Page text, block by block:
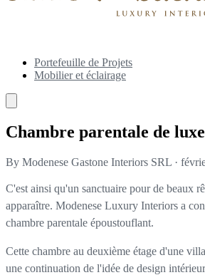
Portefeuille de Projets
Mobilier et éclairage
Chambre parentale de luxe
By Modenese Gastone Interiors SRL ·
C'est ainsi qu'un sanctuaire pour de beaux
apparaître. Modenese Luxury Interiors a
chambre parentale époustouflant.
Cette chambre au deuxième étage d'une
une continuation de l'idée de design